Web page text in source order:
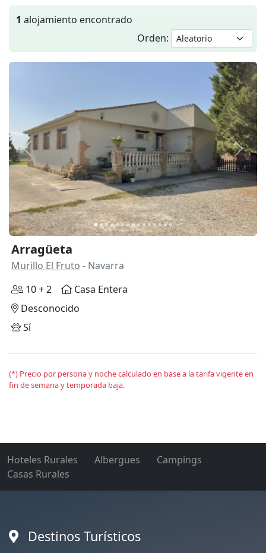
1 alojamiento encontrado
Orden:
Anterior
Arragüeta
Murillo El Fruto - Navarra
10 + 2
Casa Entera
Desconocido
Sí
(*) Precio por persona y noche calculado en base a la tarifa vigente en
fin de semana y temporada baja.
Hoteles Rurales Albergues
Campings
Casas Rurales
Destinos Turísticos